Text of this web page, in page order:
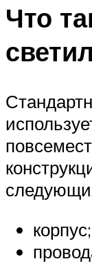
Что
корпус;